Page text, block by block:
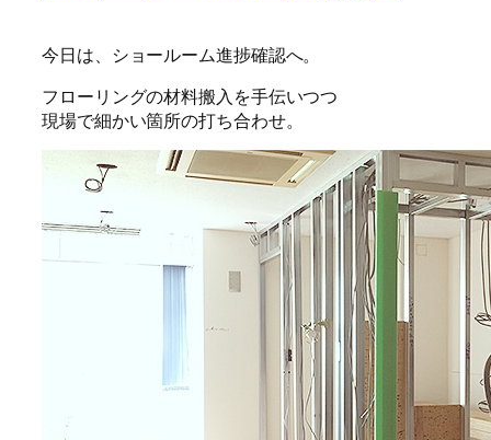
今日は、ショールーム進捗確認へ。
フローリングの材料搬入を手伝いつつ
現場で細かい箇所の打ち合わせ。